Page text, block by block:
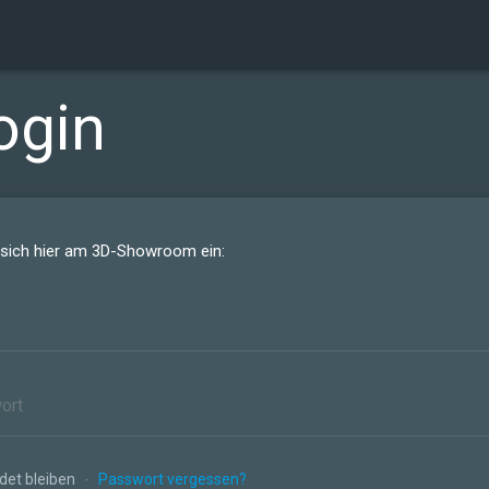
hier am 3D-Showroom ein:
bleiben - Passwort vergessen?